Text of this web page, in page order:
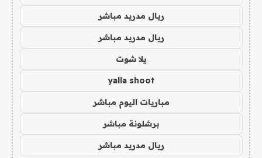
ريال مدريد مباشر
ريال مدريد مباشر
يلا شوت
yalla shoot
مباريات اليوم مباشر
برشلونة مباشر
ريال مدريد مباشر